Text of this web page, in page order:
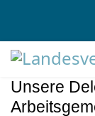
Unsere